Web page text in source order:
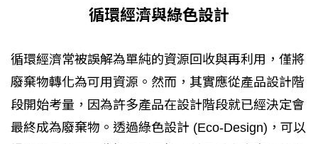
循環經濟與綠色設計
循環經濟常被誤解為單純的資源回收與再利用，僅將
廢棄物轉化為可用資源。然而，其實應從產品設計階
段開始考量，因為許多產品在設計階段就已經決定會
最終成為廢棄物。透過綠色設計 (Eco-Design)，可以